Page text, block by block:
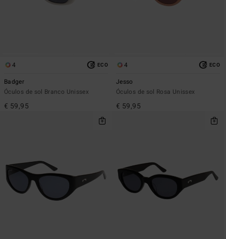
4 ECO
Badger
Óculos de sol Branco Unissex
€ 59,95
4 ECO
Jesso
Óculos de sol Rosa Unissex
€ 59,95